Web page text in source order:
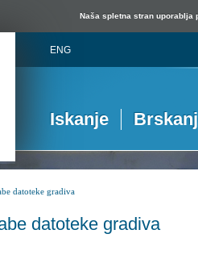
Naša spletna stran uporablja
ENG
Iskanje
datoteke gradiva
datoteke gradiva